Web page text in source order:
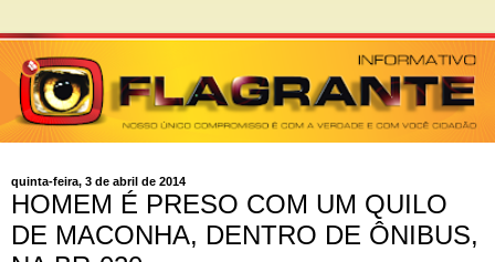
quinta-feira, 3 de abril de 2014
HOMEM É PRESO COM UM QUILO
DE MACONHA, DENTRO DE ÔNIBUS,